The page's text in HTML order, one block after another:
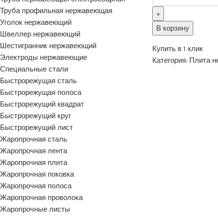
Труба профильная нержавеющая
Уголок нержавеющий
Швеллер нержавеющий
Шестигранник нержавеющий
Электроды нержавеющие
Специальные стали
Быстрорежущая сталь
Быстрорежущая полоса
Быстрорежущий квадрат
Быстрорежущий круг
Быстрорежущий лист
Жаропрочная сталь
Жаропрочная лента
Жаропрочная плита
Жаропрочная поковка
Жаропрочная полоса
Жаропрочная проволока
Жаропрочные листы
В корзину
Купить в 1 клик
Категория: Плита